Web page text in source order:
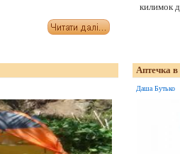
килимок
Аптечка в
Даша Бутько